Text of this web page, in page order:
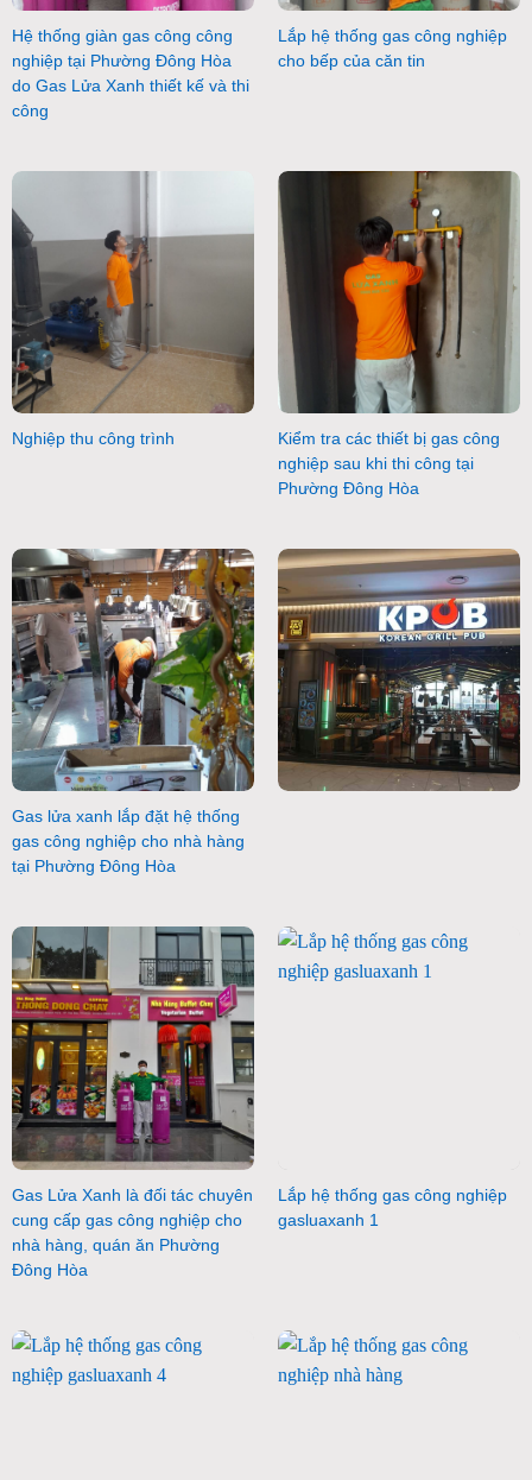
Hệ thống giàn gas công công
nghiệp tại Phường Đông Hòa
do Gas Lửa Xanh thiết kế và thi
công
Lắp hệ thống gas công nghiệp
cho bếp của căn tin
Nghiệp thu công trình
Kiểm tra các thiết bị gas công
nghiệp sau khi thi công tại
Phường Đông Hòa
Gas lửa xanh lắp đặt hệ thống
gas công nghiệp cho nhà hàng
tại Phường Đông Hòa
Gas Lửa Xanh là đối tác chuyên
cung cấp gas công nghiệp cho
nhà hàng, quán ăn Phường
Đông Hòa
Lắp hệ thống gas công nghiệp
gasluaxanh 1